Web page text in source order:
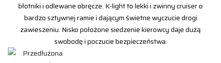
błotniki i odlewane obręcze. K-light to lekki i zwinny cruiser o
bardzo sztywnej ramie i dającym świetne wyczucie drogi
zawieszeniu. Nisko położone siedzenie kierowcy daje dużą
swobodę i poczucie bezpieczeństwa.